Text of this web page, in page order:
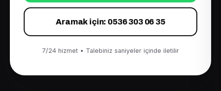
Aramak için: 0536 303 06 35
7/24 hizmet • Talebiniz saniyeler içinde iletilir